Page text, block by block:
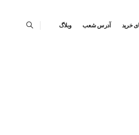
خرید آدرس شعب وبلاگ